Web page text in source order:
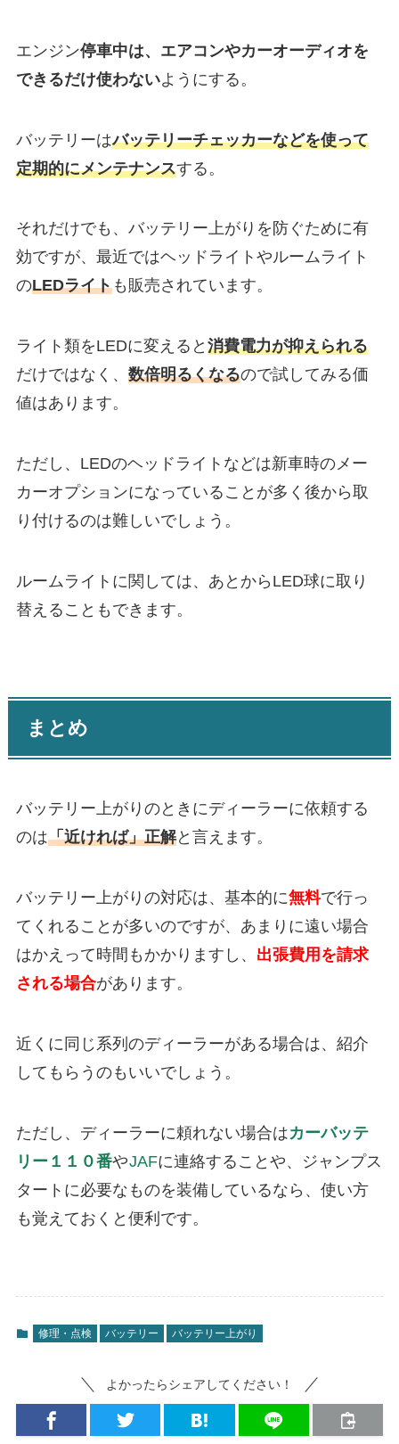
エンジン停車中は、エアコンやカーオーディオを
できるだけ使わないようにする。
バッテリーはバッテリーチェッカーなどを使って
定期的にメンテナンスする。
それだけでも、バッテリー上がりを防ぐために有
効ですが、最近ではヘッドライトやルームライト
のLEDライトも販売されています。
ライト類をLEDに変えると 消費電力が抑えられる
だけではなく、 数倍明るくなるので試してみる価
値はあります。
ただし、LEDのヘッドライトなどは新車時のメー
カーオプションになっていることが多く後から取
り付けるのは難しいでしょう。
ルームライトに関しては、あとからLED球に取り
替えることもできます。
まとめ
バッテリー上がりのときにディーラーに依頼する
のは「近ければ」正解と言えます。
バッテリー上がりの対応は、基本的に無料で行っ
てくれることが多いのですが、あまりに遠い場合
はかえって時間もかかりますし、 出張費用を請求
される場合があります。
近くに同じ系列のディーラーがある場合は、紹介
してもらうのもいいでしょう。
ただし、ディーラーに頼れない場合はカーバッテ
リー１１０番やJAFに連絡することや、ジャンプス
タートに必要なものを装備しているなら、使い方
も覚えておくと便利です。
修理・点検 バッテリー バッテリー上がり
よかったらシェアしてください！